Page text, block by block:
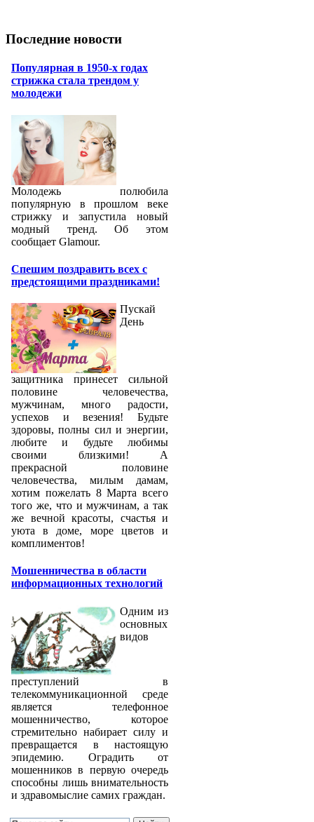
Последние новости
Популярная в 1950-х годах
стрижка стала трендом у
молодежи
Молодежь полюбила
популярную в прошлом веке
стрижку и запустила новый
модный тренд. Об этом
сообщает Glamour.
Спешим поздравить всех с
предстоящими праздниками!
Пускай
День
защитника принесет сильной
половине человечества,
мужчинам, много радости,
успехов и везения! Будьте
здоровы, полны сил и энергии,
любите и будьте любимы
своими близкими! А
прекрасной половине
человечества, милым дамам,
хотим пожелать 8 Марта всего
того же, что и мужчинам, а так
же вечной красоты, счастья и
уюта в доме, море цветов и
комплиментов!
Мошенничества в области
информационных технологий
Одним из
основных
видов
преступлений в
телекоммуникационной среде
является телефонное
мошенничество, которое
стремительно набирает силу и
превращается в настоящую
эпидемию. Оградить от
мошенников в первую очередь
способны лишь внимательность
и здравомыслие самих граждан.